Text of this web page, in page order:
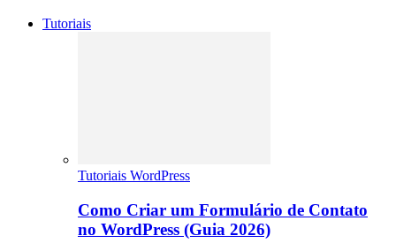
Tutoriais
Tutoriais WordPress
Como Criar um Formulário de Contato
no WordPress (Guia 2026)